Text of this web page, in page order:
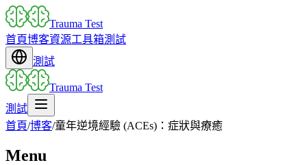
Trauma Test
首頁博客資源工具箱測試
測試
Trauma Test
測試
首頁/博客/童年逆境經驗 (ACEs)：症狀與療癒
Menu